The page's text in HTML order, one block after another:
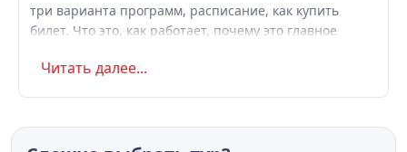
три варианта программ, расписание, как купить
билет. Что это, как работает, почему это главное
Читать далее...